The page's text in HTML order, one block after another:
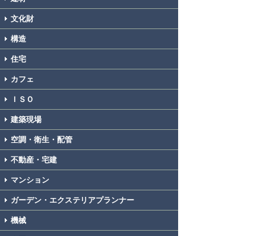
文化財
構造
住宅
カフェ
ＩＳＯ
建築現場
空調・衛生・配管
不動産・宅建
マンション
ガーデン・エクステリアプランナー
機械